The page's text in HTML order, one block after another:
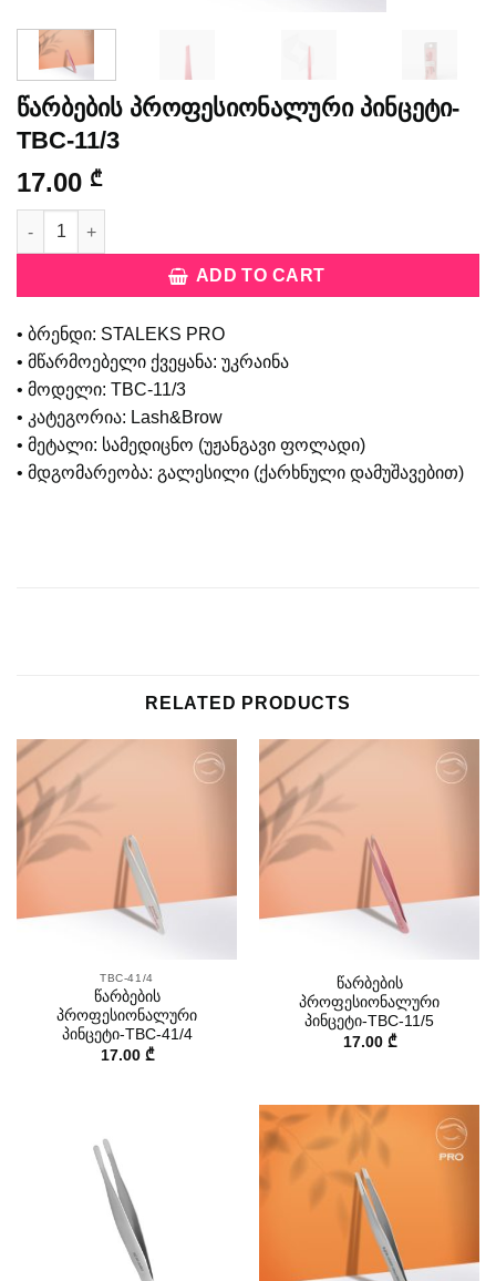
წარბების პროფესიონალური პინცეტი-
TBC-11/3
17.00 ₾
წარბების პროფესიონალური პინცეტი-TBC-11/3 quantity
ADD TO CART
• ბრენდი: STALEKS PRO
• მწარმოებელი ქვეყანა: უკრაინა
• მოდელი: TBC-11/3
• კატეგორია: Lash&Brow
• მეტალი: სამედიცნო (უჟანგავი ფოლადი)
• მდგომარეობა: გალესილი (ქარხნული დამუშავებით)
RELATED PRODUCTS
TBC-41/4
წარბების
პროფესიონალური
პინცეტი-TBC-41/4
17.00 ₾
წარბების
პროფესიონალური
პინცეტი-TBC-11/5
17.00 ₾